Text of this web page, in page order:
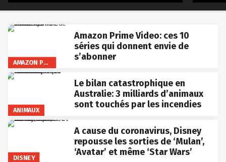
AMAZON PRIME VIDEO
Amazon Prime Video: ces 10
séries qui donnent envie de
s’abonner
ANIMAUX
Le bilan catastrophique en
Australie: 3 milliards d’animaux
sont touchés par les incendies
DISNEY
A cause du coronavirus, Disney
repousse les sorties de ‘Mulan’,
‘Avatar’ et même ‘Star Wars’